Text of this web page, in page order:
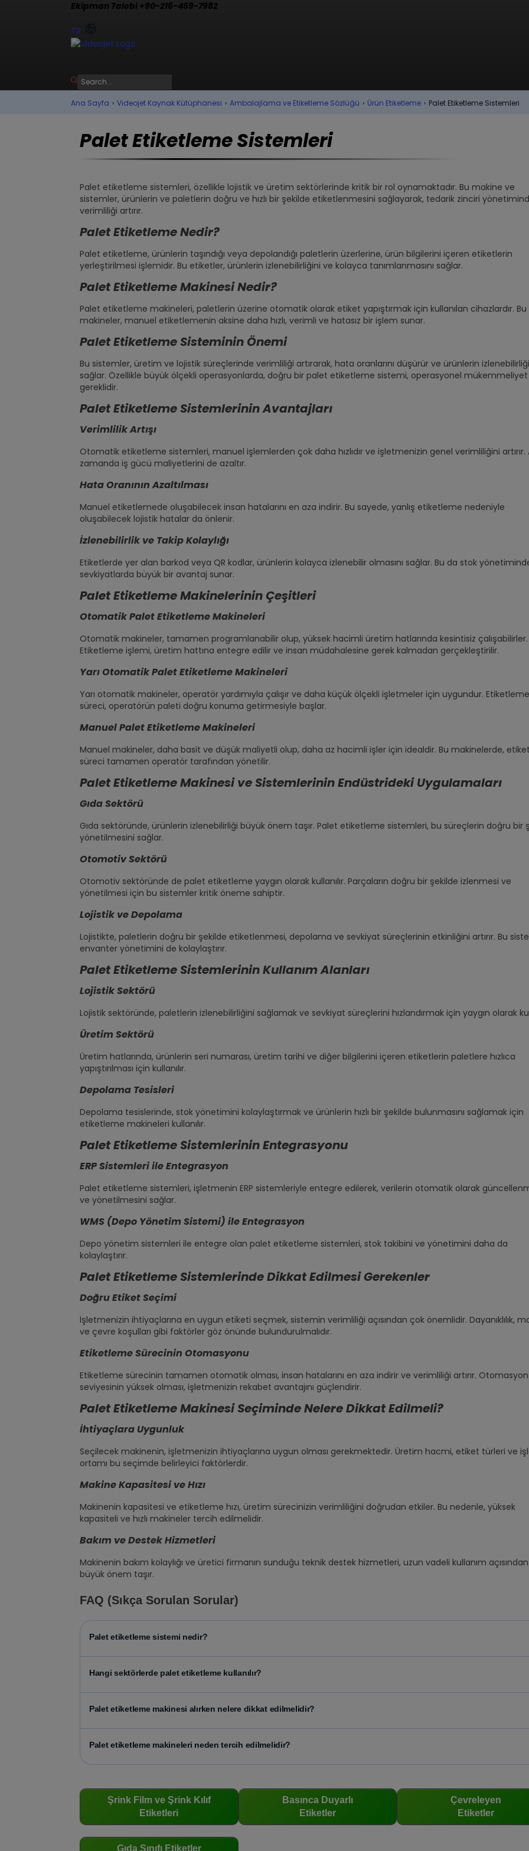
Ekipman Talebi +90-216-469-7982
TR
Ana Sayfa › Videojet Kaynak Kütüphanesi › Ambalajlama ve Etiketleme Sözlüğü › Ürün Etiketleme › Palet Etiketleme Sistemleri
Palet Etiketleme Sistemleri
Palet etiketleme sistemleri, özellikle lojistik ve üretim sektörlerinde kritik bir rol oynamaktadır. Bu makine ve
sistemler, ürünlerin ve paletlerin doğru ve hızlı bir şekilde etiketlenmesini sağlayarak, tedarik zinciri
verimliliği artırır.
Palet Etiketleme Nedir?
Palet etiketleme, ürünlerin taşındığı veya depolandığı paletlerin üzerlerine, ürün bilgilerini içeren etiketlerin
yerleştirilmesi işlemidir. Bu etiketler, ürünlerin izlenebilirliğini ve kolayca tanımlanmasını sağlar.
Palet Etiketleme Makinesi Nedir?
Palet etiketleme makineleri, paletlerin üzerine otomatik olarak etiket yapıştırmak için kullanılan cihazlardır. Bu
makineler, manuel etiketlemenin aksine daha hızlı, verimli ve hatasız bir işlem sunar.
Palet Etiketleme Sisteminin Önemi
Bu sistemler, üretim ve lojistik süreçlerinde verimliliği artırarak, hata oranlarını düşürür ve ürünlerin
sağlar. Özellikle büyük ölçekli operasyonlarda, doğru bir palet etiketleme sistemi, operasyonel
gereklidir.
Palet Etiketleme Sistemlerinin Avantajları
Verimlilik Artışı
Otomatik etiketleme sistemleri, manuel işlemlerden çok daha hızlıdır ve işletmenizin genel verimliliğini artırır.
zamanda iş gücü maliyetlerini de azaltır.
Hata Oranının Azaltılması
Manuel etiketlemede oluşabilecek insan hatalarını en aza indirir. Bu sayede, yanlış etiketleme nedeniyle
oluşabilecek lojistik hatalar da önlenir.
İzlenebilirlik ve Takip Kolaylığı
Etiketlerde yer alan barkod veya QR kodlar, ürünlerin kolayca izlenebilir olmasını sağlar. Bu da stok
sevkiyatlarda büyük bir avantaj sunar.
Palet Etiketleme Makinelerinin Çeşitleri
Otomatik Palet Etiketleme Makineleri
Otomatik makineler, tamamen programlanabilir olup, yüksek hacimli üretim hatlarında kesintisiz çalışabilirler.
Etiketleme işlemi, üretim hattına entegre edilir ve insan müdahalesine gerek kalmadan gerçekleştirilir.
Yarı Otomatik Palet Etiketleme Makineleri
Yarı otomatik makineler, operatör yardımıyla çalışır ve daha küçük ölçekli işletmeler için uygundur. Etiketleme
süreci, operatörün paleti doğru konuma getirmesiyle başlar.
Manuel Palet Etiketleme Makineleri
Manuel makineler, daha basit ve düşük maliyetli olup, daha az hacimli işler için idealdir. Bu makinelerde,
süreci tamamen operatör tarafından yönetilir.
Palet Etiketleme Makinesi ve Sistemlerinin Endüstrideki Uygulamaları
Gıda Sektörü
Gıda sektöründe, ürünlerin izlenebilirliği büyük önem taşır. Palet etiketleme sistemleri, bu süreçlerin doğru bir
yönetilmesini sağlar.
Otomotiv Sektörü
Otomotiv sektöründe de palet etiketleme yaygın olarak kullanılır. Parçaların doğru bir şekilde izlenmesi ve
yönetilmesi için bu sistemler kritik öneme sahiptir.
Lojistik ve Depolama
Lojistikte, paletlerin doğru bir şekilde etiketlenmesi, depolama ve sevkiyat süreçlerinin etkinliğini artırır. Bu
envanter yönetimini de kolaylaştırır.
Palet Etiketleme Sistemlerinin Kullanım Alanları
Lojistik Sektörü
Lojistik sektöründe, paletlerin izlenebilirliğini sağlamak ve sevkiyat süreçlerini hızlandırmak için yaygın olarak
Üretim Sektörü
Üretim hatlarında, ürünlerin seri numarası, üretim tarihi ve diğer bilgilerini içeren etiketlerin paletlere hızlıca
yapıştırılması için kullanılır.
Depolama Tesisleri
Depolama tesislerinde, stok yönetimini kolaylaştırmak ve ürünlerin hızlı bir şekilde bulunmasını sağlamak için
etiketleme makineleri kullanılır.
Palet Etiketleme Sistemlerinin Entegrasyonu
ERP Sistemleri ile Entegrasyon
Palet etiketleme sistemleri, işletmenin ERP sistemleriyle entegre edilerek, verilerin otomatik olarak
ve yönetilmesini sağlar.
WMS (Depo Yönetim Sistemi) ile Entegrasyon
Depo yönetim sistemleri ile entegre olan palet etiketleme sistemleri, stok takibini ve yönetimini daha da
kolaylaştırır.
Palet Etiketleme Sistemlerinde Dikkat Edilmesi Gerekenler
Doğru Etiket Seçimi
İşletmenizin ihtiyaçlarına en uygun etiketi seçmek, sistemin verimliliği açısından çok önemlidir. Dayanıklılık,
ve çevre koşulları gibi faktörler göz önünde bulundurulmalıdır.
Etiketleme Sürecinin Otomasyonu
Etiketleme sürecinin tamamen otomatik olması, insan hatalarını en aza indirir ve verimliliği artırır. Otomasyon
seviyesinin yüksek olması, işletmenizin rekabet avantajını güçlendirir.
Palet Etiketleme Makinesi Seçiminde Nelere Dikkat Edilmeli?
İhtiyaçlara Uygunluk
Seçilecek makinenin, işletmenizin ihtiyaçlarına uygun olması gerekmektedir. Üretim hacmi, etiket türleri ve
ortamı bu seçimde belirleyici faktörlerdir.
Makine Kapasitesi ve Hızı
Makinenin kapasitesi ve etiketleme hızı, üretim sürecinizin verimliliğini doğrudan etkiler. Bu nedenle, yüksek
kapasiteli ve hızlı makineler tercih edilmelidir.
Bakım ve Destek Hizmetleri
Makinenin bakım kolaylığı ve üretici firmanın sunduğu teknik destek hizmetleri, uzun vadeli kullanım açısından
büyük önem taşır.
FAQ (Sıkça Sorulan Sorular)
Palet etiketleme sistemi nedir?
Hangi sektörlerde palet etiketleme kullanılır?
Palet etiketleme makinesi alırken nelere dikkat edilmelidir?
Palet etiketleme makineleri neden tercih edilmelidir?
Şrink Film ve Şrink Kılıf
Etiketleri
Basınca Duyarlı
Etiketler
Çevreleyen
Etiketler
Gıda Sınıfı Etiketler